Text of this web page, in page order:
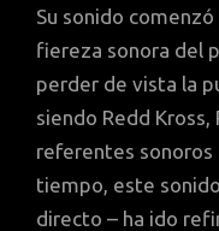
Su sonido
fiereza sonora del
perder de vista la
siendo Redd
referentes sonoros
tiempo, este
directo – ha ido